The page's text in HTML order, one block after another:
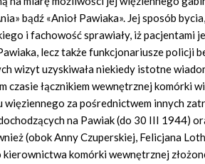
bądź «Anioł Pawiaka». Jej sposób
i fachowość sprawiały, iż pacjentami
lecz także funkcjonariusze policji
wizyt uzyskiwała niekiedy istotne
czasie łącznikiem wewnętrznej komórki
więziennego za pośrednictwem innych
na Pawiak (do 30 III 1944)
(obok Anny Czuperskiej, Felicjana
kierownictwa komórki wewnętrznej